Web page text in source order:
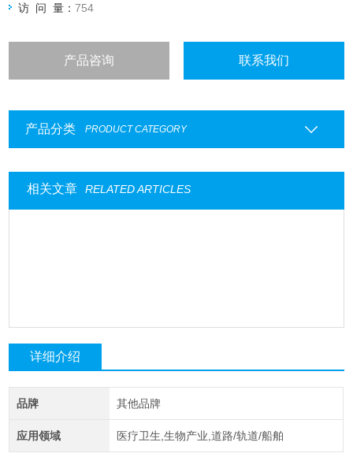
访 问 量：754
产品咨询 联系我们
产品分类 PRODUCT CATEGORY
相关文章 RELATED ARTICLES
详细介绍
品牌 其他品牌
应用领域 医疗卫生,生物产业,道路/轨道/船舶